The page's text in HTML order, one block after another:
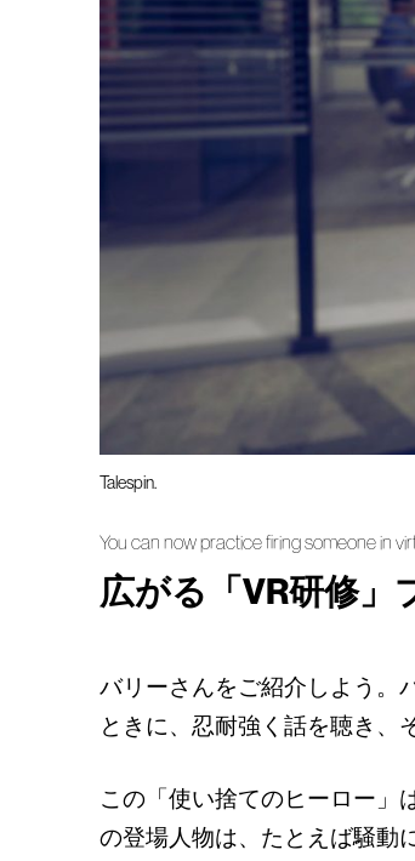
Talespin.
You can now practice firing someone in
広がる「VR研修」
バリーさんをご紹介しよう。
ときに、忍耐強く話を聴き、
この「使い捨てのヒーロー」
の登場人物は、たとえば騒動